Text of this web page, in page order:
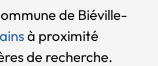
de Biéville-
à proximité
de recherche.